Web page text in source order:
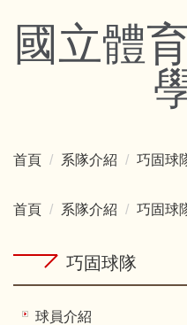
主國立體
首頁 系隊介紹 巧固球
首頁 系隊介紹 巧固球
巧固球隊
球員介紹